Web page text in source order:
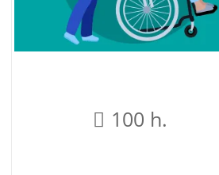
100 h.